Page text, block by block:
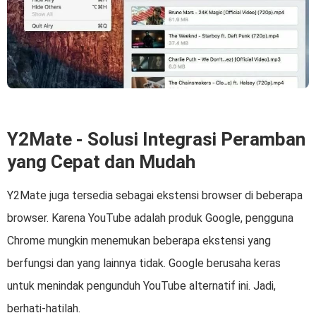
Y2Mate - Solusi Integrasi Peramban
yang Cepat dan Mudah
Y2Mate juga tersedia sebagai ekstensi browser di beberapa
browser. Karena YouTube adalah produk Google, pengguna
Chrome mungkin menemukan beberapa ekstensi yang
berfungsi dan yang lainnya tidak. Google berusaha keras
untuk menindak pengunduh YouTube alternatif ini. Jadi,
berhati-hatilah.